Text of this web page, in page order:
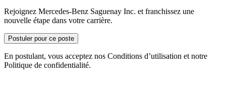
Rejoignez Mercedes-Benz Saguenay Inc. et franchissez une
nouvelle étape dans votre carrière.
Postuler pour ce poste
En postulant, vous acceptez nos Conditions d’utilisation et notre
Politique de confidentialité.